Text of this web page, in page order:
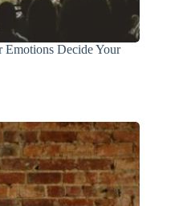
Decide Your